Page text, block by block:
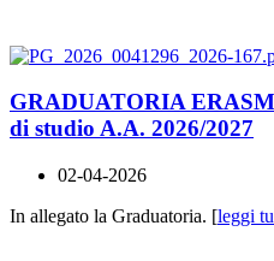
GRADUATORIA
di studio A.A. 2026/2027
02-04-2026
In allegato la Graduatoria. [leggi